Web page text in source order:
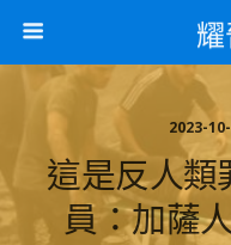
2023-
這是反人類
員：加薩